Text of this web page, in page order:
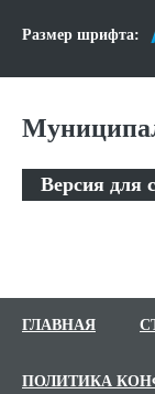
Размер шрифта:
Версия для
ГЛАВНАЯ
ПОЛИТИКА